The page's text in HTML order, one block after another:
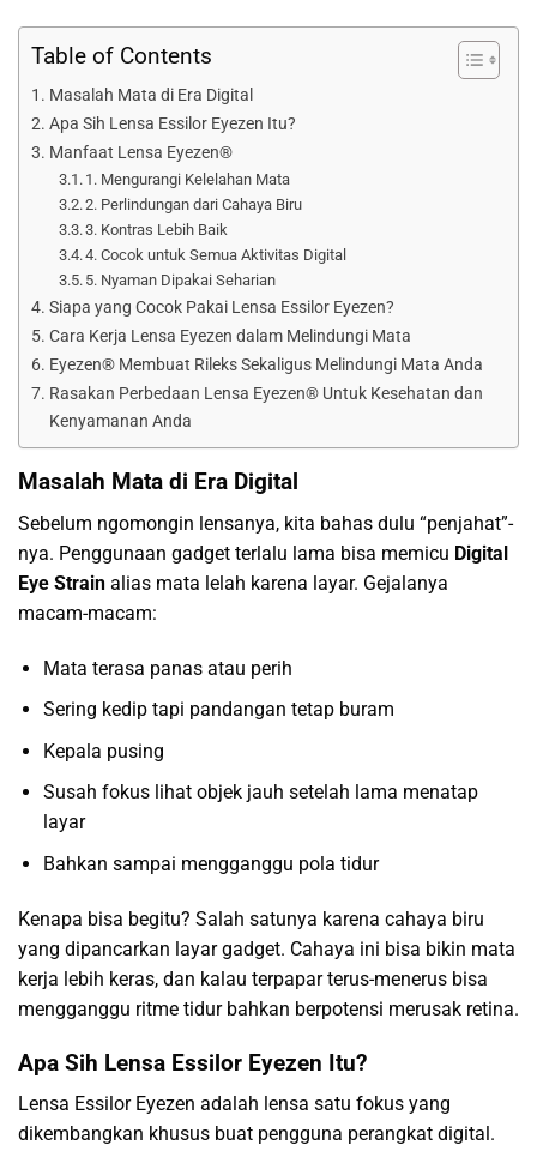
Table of Contents
Masalah Mata di Era Digital
Apa Sih Lensa Essilor Eyezen Itu?
Manfaat Lensa Eyezen®
1. Mengurangi Kelelahan Mata
2. Perlindungan dari Cahaya Biru
3. Kontras Lebih Baik
4. Cocok untuk Semua Aktivitas Digital
5. Nyaman Dipakai Seharian
Siapa yang Cocok Pakai Lensa Essilor Eyezen?
Cara Kerja Lensa Eyezen dalam Melindungi Mata
Eyezen® Membuat Rileks Sekaligus Melindungi Mata Anda
Rasakan Perbedaan Lensa Eyezen® Untuk Kesehatan dan
Kenyamanan Anda
Masalah Mata di Era Digital
Sebelum ngomongin lensanya, kita bahas dulu “penjahat”-
nya. Penggunaan gadget terlalu lama bisa memicu Digital
Eye Strain alias mata lelah karena layar. Gejalanya
macam-macam:
Mata terasa panas atau perih
Sering kedip tapi pandangan tetap buram
Kepala pusing
Susah fokus lihat objek jauh setelah lama menatap
layar
Bahkan sampai mengganggu pola tidur
Kenapa bisa begitu? Salah satunya karena cahaya biru
yang dipancarkan layar gadget. Cahaya ini bisa bikin mata
kerja lebih keras, dan kalau terpapar terus-menerus bisa
mengganggu ritme tidur bahkan berpotensi merusak retina.
Apa Sih Lensa Essilor Eyezen Itu?
Lensa Essilor Eyezen adalah lensa satu fokus yang
dikembangkan khusus buat pengguna perangkat digital.